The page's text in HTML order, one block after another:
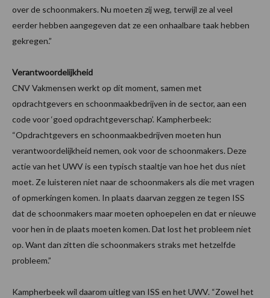
over de schoonmakers. Nu moeten zij weg, terwijl ze al veel
eerder hebben aangegeven dat ze een onhaalbare taak hebben
gekregen.”
Verantwoordelijkheid
CNV Vakmensen werkt op dit moment, samen met
opdrachtgevers en schoonmaakbedrijven in de sector, aan een
code voor ‘goed opdrachtgeverschap’. Kampherbeek:
“Opdrachtgevers en schoonmaakbedrijven moeten hun
verantwoordelijkheid nemen, ook voor de schoonmakers. Deze
actie van het UWV is een typisch staaltje van hoe het dus níet
moet. Ze luisteren niet naar de schoonmakers als die met vragen
of opmerkingen komen. In plaats daarvan zeggen ze tegen ISS
dat de schoonmakers maar moeten ophoepelen en dat er nieuwe
voor hen in de plaats moeten komen. Dat lost het probleem niet
op. Want dan zitten die schoonmakers straks met hetzelfde
probleem.”
Kampherbeek wil daarom uitleg van ISS en het UWV. “Zowel het